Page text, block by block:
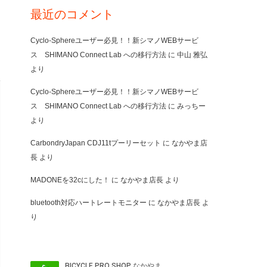
最近のコメント
Cyclo-Sphereユーザー必見！！新シマノWEBサービ
ス SHIMANO Connect Lab への移行方法 に 中山 雅弘
より
Cyclo-Sphereユーザー必見！！新シマノWEBサービ
ス SHIMANO Connect Lab への移行方法 に みっちー
より
CarbondryJapan CDJ11tプーリーセット に なかやま店
長 より
MADONEを32cにした！ に なかやま店長 より
bluetooth対応ハートレートモニター に なかやま店長 よ
り